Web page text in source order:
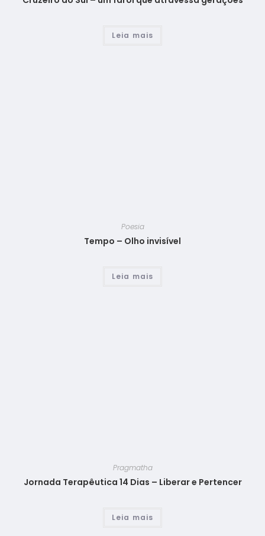
Leia mais
Poesia
Tempo – Olho invisível
Leia mais
Pragmatha
Jornada Terapêutica 14 Dias – Liberar e Pertencer
Leia mais